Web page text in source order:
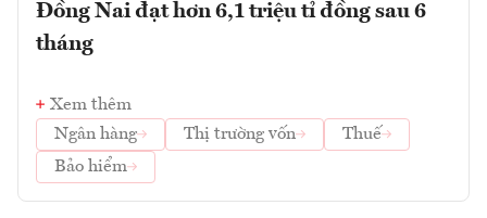
Đồng Nai đạt hơn 6,1 triệu tỉ đồng sau 6
tháng
Xem thêm
Ngân hàng
Thị trường vốn
Thuế
Bảo hiểm